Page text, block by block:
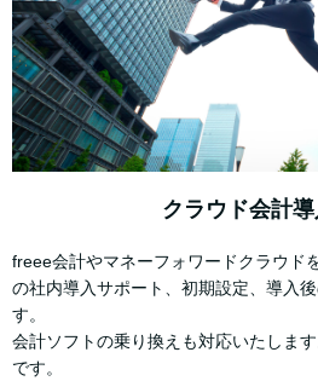
クラウド会計
freee会計やマネーフォワードクラウド
の社内導入サポート、初期設定、導入
す。
会計ソフトの乗り換えも対応いたしま
です。